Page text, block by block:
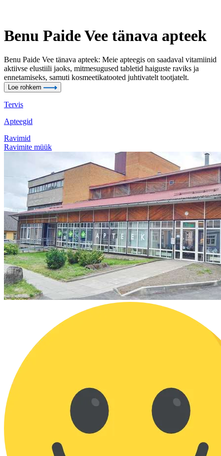
Benu Paide Vee tänava apteek
Benu Paide Vee tänava apteek: Meie apteegis on saadaval vitamiinid
aktiivse elustiili jaoks, mitmesugused tabletid haiguste raviks ja
ennetamiseks, samuti kosmeetikatooted juhtivatelt tootjatelt.
Loe rohkem
Tervis
Apteegid
Ravimid
Ravimite müük